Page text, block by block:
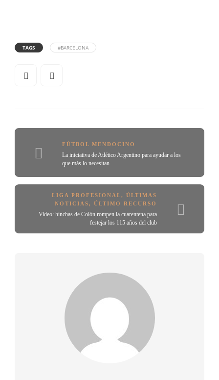
TAGS #BARCELONA
FÚTBOL MENDOCINO
La iniciativa de Atlético Argentino para ayudar a los
que más lo necesitan
LIGA PROFESIONAL, ÚLTIMAS
NOTICIAS, ÚLTIMO RECURSO
Video: hinchas de Colón rompen la cuarentena para
festejar los 115 años del club